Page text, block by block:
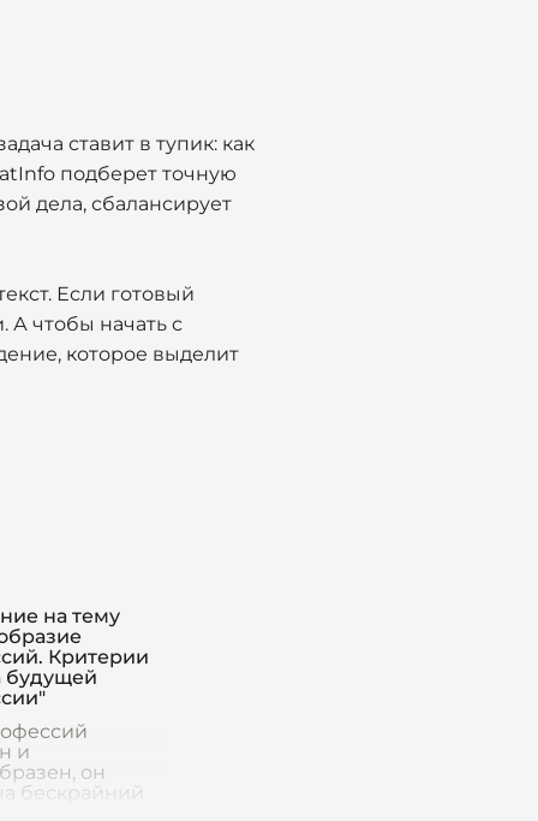
ставит в тупик: как
подберет точную
дела, сбалансирует
Если готовый
А чтобы начать с
которое выделит
на тему
Критерии
будущей
и
он
бескрайний